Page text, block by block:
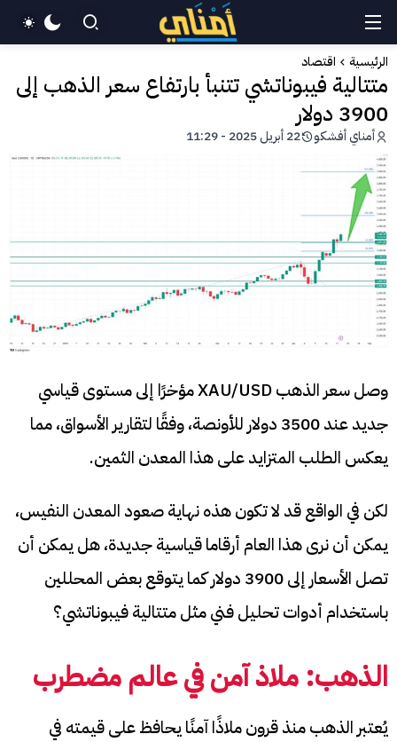
الرئيسية اقتصاد
متتالية فيبوناتشي تتنبأ بارتفاع سعر الذهب إلى
3900 دولار
أمناي أفشكو 22 أبريل 2025 - 11:29
وصل سعر الذهب XAU/USD مؤخرًا إلى مستوى قياسي
جديد عند 3500 دولار للأونصة، وفقًا لتقارير الأسواق، مما
يعكس الطلب المتزايد على هذا المعدن الثمين.
لكن في الواقع قد لا تكون هذه نهاية صعود المعدن النفيس،
يمكن أن نرى هذا العام أرقاما قياسية جديدة، هل يمكن أن
تصل الأسعار إلى 3900 دولار كما يتوقع بعض المحللين
باستخدام أدوات تحليل فني مثل متتالية فيبوناتشي؟
الذهب: ملاذ آمن في عالم مضطرب
يُعتبر الذهب منذ قرون ملاذًا آمنًا يحافظ على قيمته في